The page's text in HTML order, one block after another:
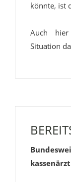
könnte, ist
Auch
Situation